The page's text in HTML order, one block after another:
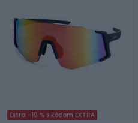
Extra -10 % s kódom EXTRA